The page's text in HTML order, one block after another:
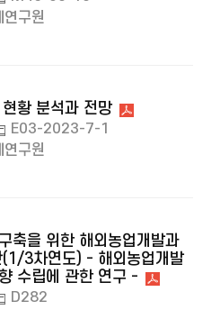
연구원
황 분석과 전망
E03-2023-7-1
연구원
축을 위한 해외농업개발과
(1/3차연도) - 해외농업개발
수립에 관한 연구 -
D282